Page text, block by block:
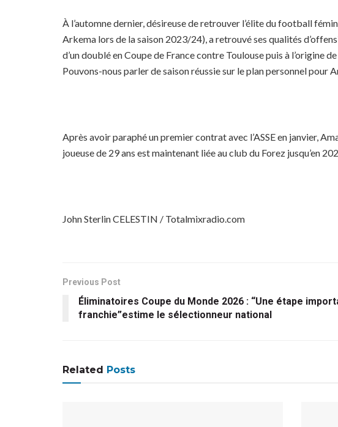
À l’automne dernier, désireuse de retrouver l’élite du football
Arkema lors de la saison 2023/24), a retrouvé ses qualités
d’un doublé en Coupe de France contre Toulouse puis à l’origine
Pouvons-nous parler de saison réussie sur le plan personnel pour
Après avoir paraphé un premier contrat avec l’ASSE en janvier,
joueuse de 29 ans est maintenant liée au club du Forez jusqu’en
John Sterlin CELESTIN / Totalmixradio.com
Previous Post
Éliminatoires Coupe du Monde 2026 : “Une étape
franchie”estime le sélectionneur national
Related Posts